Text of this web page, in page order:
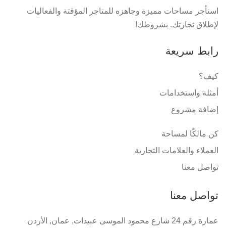
استأجر مساحات مميزة وجاهزه للمتاجر المؤقتة والفعاليات
لإطلاق تجارتك. بشروطك!
رابط سريعة
كيف؟
أمثلة واستخدامات
إضافة مشروع
كن مالكًا لمساحة
العملاء والعلامات التجارية
تواصل معنا
تواصل معنا
عمارة رقم 24 شارع محمود الموسى عبيدات, عمان, الأردن